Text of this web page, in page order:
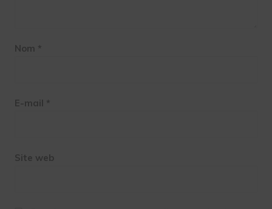
Nom *
E-mail *
Site web